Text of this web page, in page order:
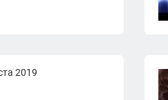
2019